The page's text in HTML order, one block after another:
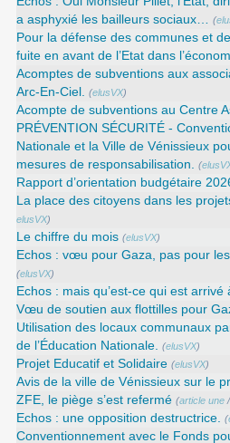
a asphyxié les bailleurs sociaux…
(
Pour la défense des communes et
fuite en avant de l’Etat dans
Acomptes de subventions aux
Arc-En-Ciel.
(elusVX)
Acompte de subventions au Centre
PRÉVENTION SÉCURITÉ -
Nationale et la Ville de Vénissieux
mesures de responsabilisation.
(
Rapport d’orientation budgétaire
La place des citoyens dans les
elusVX)
Le chiffre du mois (elusVX)
Echos : vœu pour Gaza, pas pour
(elusVX)
Echos : mais qu’est-ce qui est arrivé
Vœu de soutien aux flottilles pour
Utilisation des locaux communaux
de l’Éducation Nationale.
(elusVX)
Projet Educatif et Solidaire (elusVX)
Avis de la ville de Vénissieux sur le
ZFE, le piège s’est refermé (article une
Echos : une opposition destructrice. (
Conventionnement avec le Fonds